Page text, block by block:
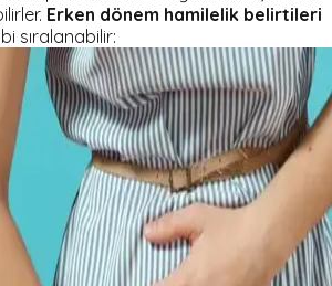
Erken dönem hamilelik belirtileri
sıralanabilir: